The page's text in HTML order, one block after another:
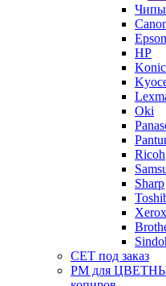
Чипы
Epson
HP
Oki
Ricoh
Sharp
Xerox
CET под заказ
РМ для